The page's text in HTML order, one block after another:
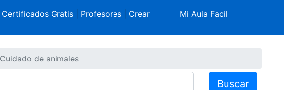
Certificados Gratis| Profesores| Crear
Mi Aula Facil
Cuidado de animales
Buscar